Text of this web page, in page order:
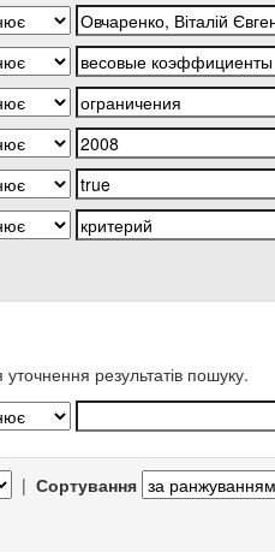
результатів пошуку.
| Сортування